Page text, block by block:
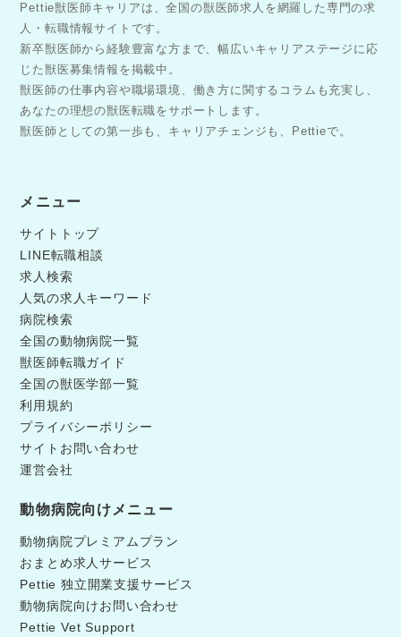
Pettie獣医師キャリアは、全国の獣医師求人を網羅した専門の求
人・転職情報サイトです。
新卒獣医師から経験豊富な方まで、幅広いキャリアステージに応
じた獣医募集情報を掲載中。
獣医師の仕事内容や職場環境、働き方に関するコラムも充実し、
あなたの理想の獣医転職をサポートします。
獣医師としての第一歩も、キャリアチェンジも、Pettieで。
メニュー
サイトトップ
LINE転職相談
求人検索
人気の求人キーワード
病院検索
全国の動物病院一覧
獣医師転職ガイド
全国の獣医学部一覧
利用規約
プライバシーポリシー
サイトお問い合わせ
運営会社
動物病院向けメニュー
動物病院プレミアムプラン
おまとめ求人サービス
Pettie 独立開業支援サービス
動物病院向けお問い合わせ
Pettie Vet Support